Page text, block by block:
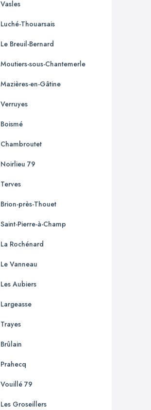
Vasles
Luché-Thouarsais
Le Breuil-Bernard
Moutiers-sous-Chantemerle
Mazières-en-Gâtine
Verruyes
Boismé
Chambroutet
Noirlieu 79
Terves
Brion-près-Thouet
Saint-Pierre-à-Champ
La Rochénard
Le Vanneau
Les Aubiers
Largeasse
Trayes
Brûlain
Prahecq
Vouillé 79
Les Groseillers